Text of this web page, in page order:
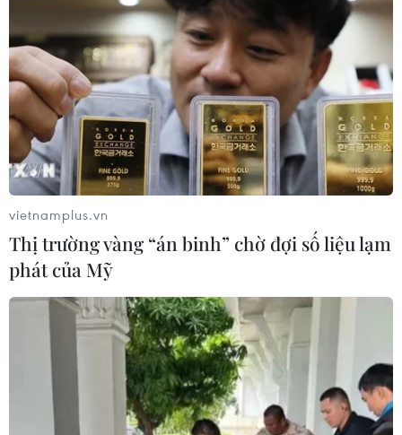
TP.HCM cần đẩy nhanh tốc độ xét
nghiệm, sớm tìm ra F0 trong cộng đồng
16/06/2021 14:38
Theo Thứ trưởng Nguyễn Trường Sơn, TP.HCM đã có
hơn 1.000 ca mắc trong cộng đồng, đây cũng là thời
vietnamplus.vn
Thị trường vàng “án binh” chờ đợi số liệu lạm
phát của Mỹ